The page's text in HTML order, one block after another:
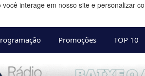
interage em nosso site e personalizar
Promoções TOP 10